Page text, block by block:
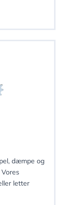
dæmpe og
letter